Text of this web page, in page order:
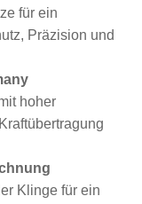
für ein
Präzision und
hoher
Klinge für ein